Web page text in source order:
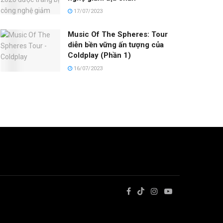
17/07/2023
Music Of The Spheres: Tour
diễn bền vững ấn tượng của
Coldplay (Phần 1)
16/07/2023